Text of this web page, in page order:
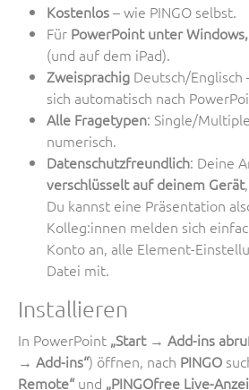
Kostenlos– wie PINGO selbst.
Für PowerPoint unter
(und auf dem iPad).
Zweisprachig Deutsch/Englisch
sich automatisch nach
Alle Fragetypen: Single/
numerisch.
Datenschutzfreundlich: Deine
verschlüsselt auf deinem Gerät
Du kannst eine Präsentation
Kolleg:innen melden sich
Konto an, alle Element-
Datei mit.
Installieren
In PowerPoint „Start → Add-ins
→ Add-ins“) öffnen, nach PINGO
Remote“ und „PINGOfree Live-